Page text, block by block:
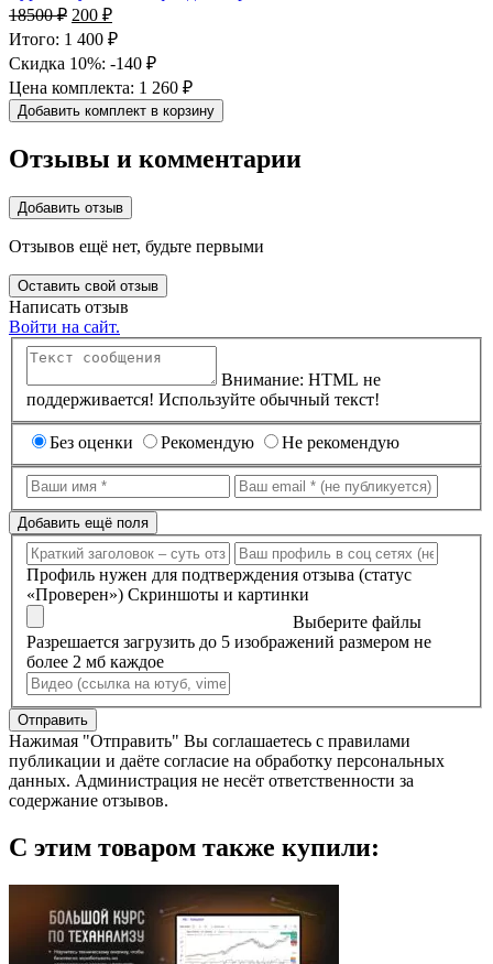
18500₽ Первоначальная
цена
составляла
18500 ₽.
200 ₽Текущая
цена:
200 ₽.
Итого: 1 400 ₽
Скидка 10%: -140 ₽
Цена комплекта: 1 260 ₽
Добавить комплект в корзину
Отзывы и комментарии
Добавить отзыв
Отзывов ещё нет, будьте первыми
Оставить свой отзыв
Написать отзыв
Войти на сайт.
Внимание: HTML не
поддерживается! Используйте обычный текст!
Без оценки Рекомендую Не рекомендую
Добавить ещё поля
Профиль нужен для подтверждения отзыва (статус
«Проверен») Скриншоты и картинки
Выберите файлы
Разрешается загрузить до 5 изображений размером не
более 2 мб каждое
Отправить
Нажимая "Отправить" Вы соглашаетесь с правилами
публикации и даёте согласие на обработку персональных
данных. Администрация не несёт ответственности за
содержание отзывов.
С этим товаром также купили: